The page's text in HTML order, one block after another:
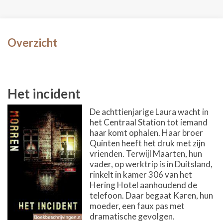
Overzicht
Het incident
De achttienjarige Laura wacht in
het Centraal Station tot iemand
haar komt ophalen. Haar broer
Quinten heeft het druk met zijn
vrienden. Terwijl Maarten, hun
vader, op werktrip is in Duitsland,
rinkelt in kamer 306 van het
Hering Hotel aanhoudend de
telefoon. Daar begaat Karen, hun
moeder, een faux pas met
dramatische gevolgen.